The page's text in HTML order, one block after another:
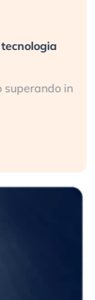
superando in